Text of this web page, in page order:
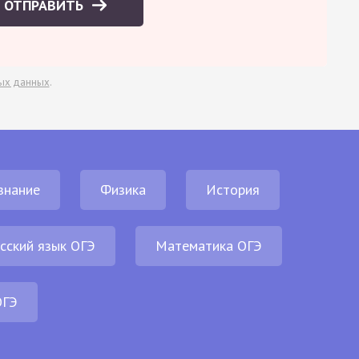
ОТПРАВИТЬ
данных.
Физика История
язык ОГЭ Математика ОГЭ